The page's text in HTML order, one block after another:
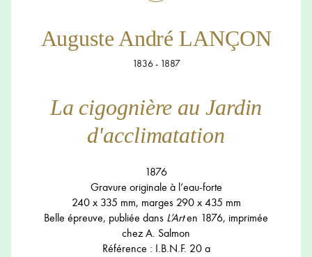
Auguste André LANÇON
1836 - 1887
La cigognière au Jardin
d'acclimatation
1876
Gravure originale à l’eau-forte
240 x 335 mm, marges 290 x 435 mm
Belle épreuve, publiée dans L’Arten 1876, imprimée
chez A. Salmon
Référence : I.B.N.F. 20 a